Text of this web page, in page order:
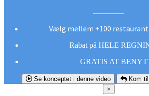
Vælg mellem +100
Rabat på HELE
GRATIS AT
Se konceptet i denne video
Kom
×